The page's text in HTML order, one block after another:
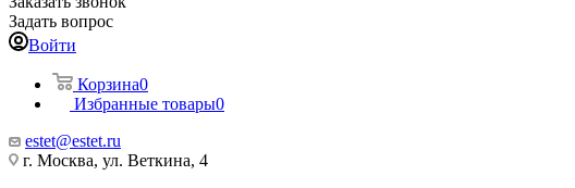
Задать вопрос
Войти
Корзина0
Избранные товары0
estet@estet.ru
г. Москва, ул. Веткина, 4